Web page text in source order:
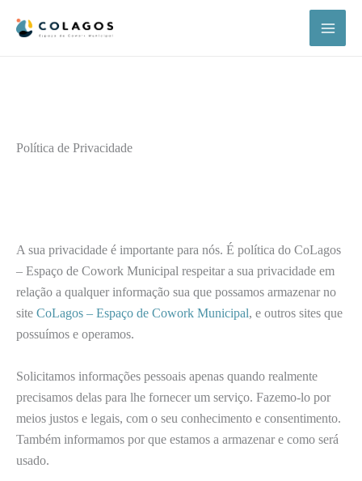
Política de Privacidade
A sua privacidade é importante para nós. É política do CoLagos
– Espaço de Cowork Municipal respeitar a sua privacidade em
relação a qualquer informação sua que possamos armazenar no
site CoLagos – Espaço de Cowork Municipal, e outros sites que
possuímos e operamos.
Solicitamos informações pessoais apenas quando realmente
precisamos delas para lhe fornecer um serviço. Fazemo-lo por
meios justos e legais, com o seu conhecimento e consentimento.
Também informamos por que estamos a armazenar e como será
usado.